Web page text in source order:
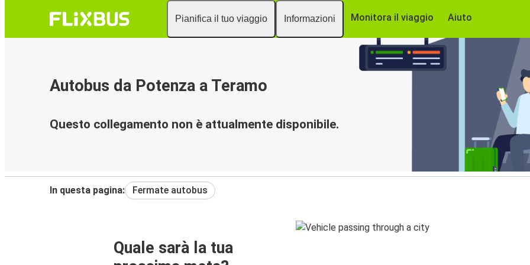
Pianifica il tuo viaggio Informazioni Monitora il viaggio Aiuto
Autobus da Potenza a Teramo
Questo collegamento non è attualmente disponibile.
In questa pagina: Fermate autobus
Quale sarà la tua